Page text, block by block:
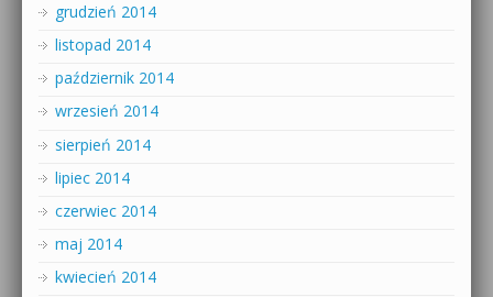
grudzień 2014
listopad 2014
październik 2014
wrzesień 2014
sierpień 2014
lipiec 2014
czerwiec 2014
maj 2014
kwiecień 2014